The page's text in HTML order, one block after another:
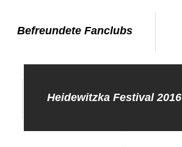
Befreundete Fanclubs
Heidewitzka Festival 2016